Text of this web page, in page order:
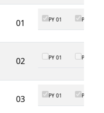
01 PY 01 PY 02
02 PY 01 PY 02
03 PY 01 PY 02